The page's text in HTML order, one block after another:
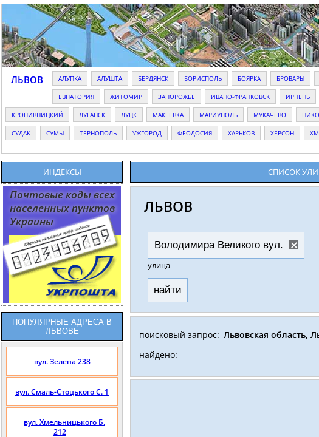
ЛЬВОВ АЛУПКА АЛУШТА БЕРДЯНСК БОРИСПОЛЬ БОЯРКА БРОВАРЫ
ЕВПАТОРИЯ ЖИТОМИР ЗАПОРОЖЬЕ ИВАНО-ФРАНКОВСК ИРПЕНЬ
КРОПИВНИЦКИЙ ЛУГАНСК ЛУЦК МАКЕЕВКА МАРИУПОЛЬ МУКАЧЕВО
СУДАК СУМЫ ТЕРНОПОЛЬ УЖГОРОД ФЕОДОСИЯ ХАРЬКОВ ХЕРСОН
ИНДЕКСЫ
Почтовыe коды всех
населенных пунктов
Украины
ПОПУЛЯРНЫЕ АДРЕСА В
ЛЬВОВЕ
вул. Зелена 238
вул. Смаль-Стоцького С. 1
вул. Хмельницького Б.
212
СПИСОК
ЛЬВОВ
улица
найти
поисковый запрос: Львовская область,
найдено: